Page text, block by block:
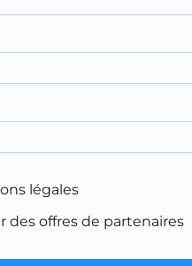
légales
des offres de partenaires